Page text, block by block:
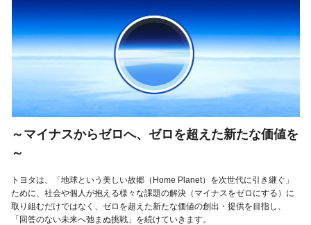
～マイナスからゼロへ、ゼロを超えた新たな価値を
～
トヨタは、「地球という美しい故郷（Home Planet）を次世代に引き継ぐ」
ために、社会や個人が抱える様々な課題の解決（マイナスをゼロにする）に
取り組むだけではなく、ゼロを超えた新たな価値の創出・提供を目指し、
「回答のない未来へ弛まぬ挑戦」を続けていきます。